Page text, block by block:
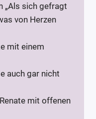
„Als sich gefragt
von Herzen
mit einem
auch gar nicht
mit offenen